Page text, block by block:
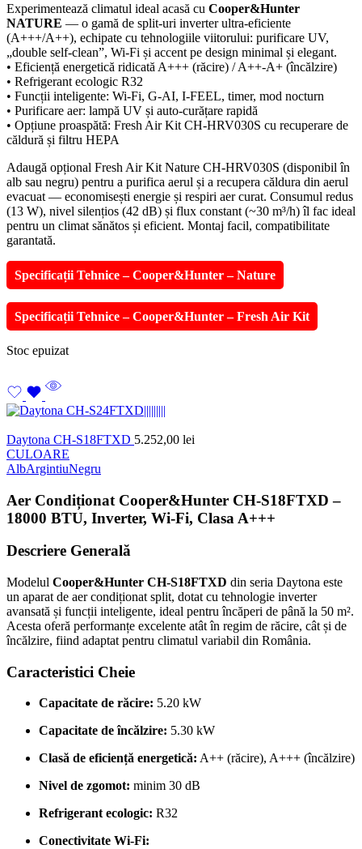
Experimentează climatul ideal acasă cu Cooper&Hunter
NATURE — o gamă de split-uri inverter ultra-eficiente
(A+++/A++), echipate cu tehnologiile viitorului: purificare UV,
„double self-clean”, Wi-Fi și accent pe design minimal și elegant.
• Eficiență energetică ridicată A+++ (răcire) / A++-A+ (încălzire)
• Refrigerant ecologic R32
• Funcții inteligente: Wi-Fi, G-AI, I-FEEL, timer, mod nocturn
• Purificare aer: lampă UV și auto-curățare rapidă
• Opțiune proaspătă: Fresh Air Kit CH-HRV030S cu recuperare de
căldură și filtru HEPA
Adaugă opțional Fresh Air Kit Nature CH-HRV030S (disponibil în
alb sau negru) pentru a purifica aerul și a recupera căldura din aerul
evacuat — economisești energie și respiri aer curat. Consumul redus
(13 W), nivel silențios (42 dB) și flux constant (~30 m³/h) îl fac ideal
pentru un climat sănătos și eficient. Montaj facil, compatibilitate
garantată.
Specificații Tehnice – Cooper&Hunter – Nature
Specificații Tehnice – Cooper&Hunter – Fresh Air Kit
Stoc epuizat
Daytona CH-S18FTXD 5.252,00 lei
CULOARE
AlbArgintiuNegru
Aer Condiționat Cooper&Hunter CH-S18FTXD –
18000 BTU, Inverter, Wi-Fi, Clasa A+++
Descriere Generală
Modelul Cooper&Hunter CH-S18FTXD din seria Daytona este
un aparat de aer condiționat split, dotat cu tehnologie inverter
avansată și funcții inteligente, ideal pentru încăperi de până la 50 m².
Acesta oferă performanțe excelente atât în regim de răcire, cât și de
încălzire, fiind adaptat pentru climatul variabil din România.
Caracteristici Cheie
Capacitate de răcire: 5.20 kW
Capacitate de încălzire: 5.30 kW
Clasă de eficiență energetică: A++ (răcire), A+++ (încălzire)
Nivel de zgomot: minim 30 dB
Refrigerant ecologic: R32
Conectivitate Wi-Fi: